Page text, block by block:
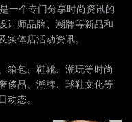
一个专门分享时尚资讯的
计师品牌、潮牌等新品和
体店活动资讯。
箱包、鞋靴、潮玩等时尚
侈品、潮牌、球鞋文化等
态。